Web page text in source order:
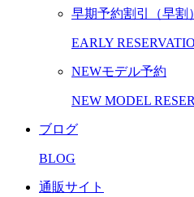
早期予約割引（早割）
EARLY
NEWモデル予約
NEW MODEL
ブログ
BLOG
通販サイト